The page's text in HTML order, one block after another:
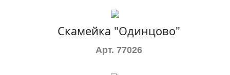
Скамейка "Одинцово"
Арт. 77026